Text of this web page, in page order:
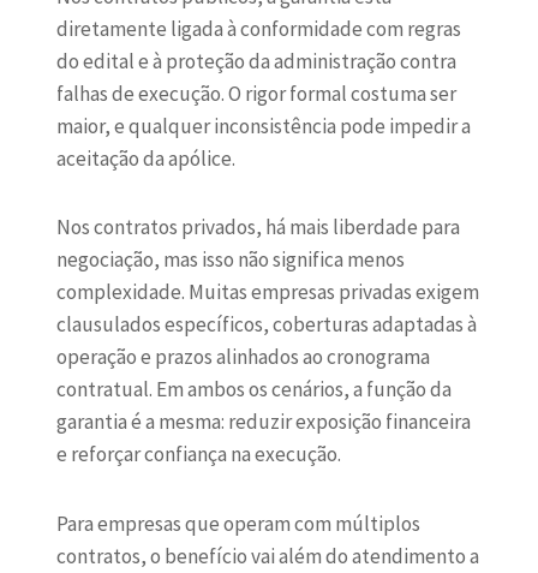
diretamente ligada à conformidade com regras
do edital e à proteção da administração contra
falhas de execução. O rigor formal costuma ser
maior, e qualquer inconsistência pode impedir a
aceitação da apólice.
Nos contratos privados, há mais liberdade para
negociação, mas isso não significa menos
complexidade. Muitas empresas privadas exigem
clausulados específicos, coberturas adaptadas à
operação e prazos alinhados ao cronograma
contratual. Em ambos os cenários, a função da
garantia é a mesma: reduzir exposição financeira
e reforçar confiança na execução.
Para empresas que operam com múltiplos
contratos, o benefício vai além do atendimento a